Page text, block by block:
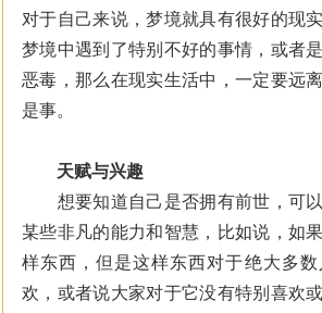
对于自己来说，梦境就具有很好的现
梦境中遇到了特别不好的事情，或者
恶毒，那么在现实生活中，一定要远
是事。
天赋与兴趣
想要知道自己是否拥有前世，可以
某些非凡的能力和智慧，比如说，如
样东西，但是这样东西对于绝大多
欢，或者说大家对于它没有特别喜欢